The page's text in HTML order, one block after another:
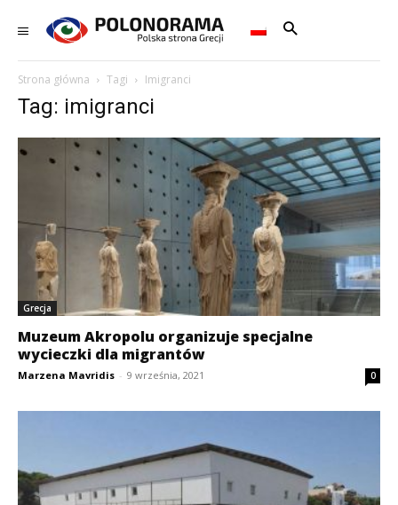
Strona główna Tagi Imigranci
Tag: imigranci
Grecja
Muzeum Akropolu organizuje specjalne
wycieczki dla migrantów
Marzena Mavridis - 9 września, 2021 0